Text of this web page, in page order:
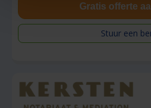
Gratis offerte
Stuur een